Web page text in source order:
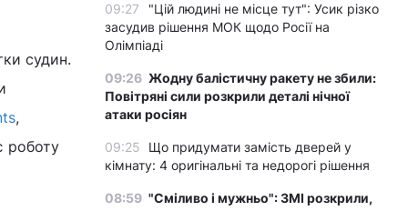
судин.
,
роботу
09:27
"Цій людині не місце тут": Усик різко
засудив рішення МОК щодо Росії на
Олімпіаді
09:26 Жодну балістичну ракету не збили:
Повітряні сили розкрили деталі нічної
атаки росіян
09:25
Що придумати замість дверей у
кімнату: 4 оригінальні та недорогі рішення
08:59 "Сміливо і мужньо": ЗМІ розкрили,